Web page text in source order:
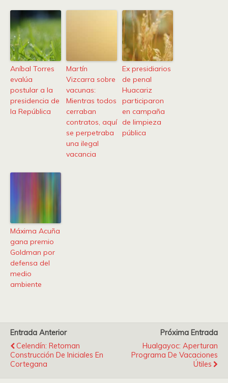
Aníbal Torres
evalúa
postular a la
presidencia de
la República
Martín
Vizcarra sobre
vacunas:
Mientras todos
cerraban
contratos, aquí
se perpetraba
una ilegal
vacancia
Ex presidiarios
de penal
Huacariz
participaron
en campaña
de limpieza
pública
Máxima Acuña
gana premio
Goldman por
defensa del
medio
ambiente
Entrada Anterior
Celendín: Retoman
Construcción De Iniciales En
Cortegana
Próxima Entrada
Hualgayoc: Aperturan
Programa De Vacaciones
Útiles